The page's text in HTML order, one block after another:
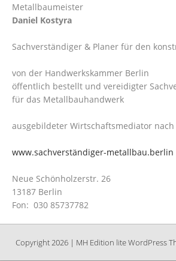
Metallbaumeister
Daniel Kostyra
Sachverständiger & Planer für den
von der Handwerkskammer Berlin
öffentlich bestellt und vereidigter
für das Metallbauhandwerk
ausgebildeter Wirtschaftsmediator
www.sachverständiger-metallbau.berlin
Neue Schönholzerstr. 26
13187 Berlin
Fon: 030 85737782
Copyright 2026 | MH Edition lite WordPress